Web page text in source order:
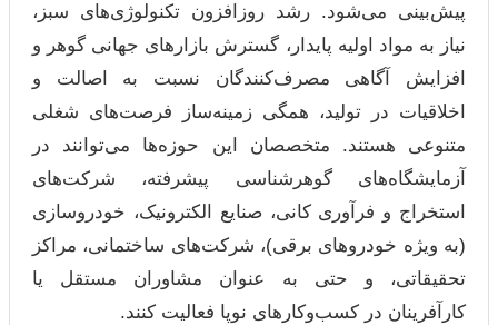
پیش‌بینی می‌شود. رشد روزافزون تکنولوژی‌های سبز،
نیاز به مواد اولیه پایدار، گسترش بازارهای جهانی گوهر و
افزایش آگاهی مصرف‌کنندگان نسبت به اصالت و
اخلاقیات در تولید، همگی زمینه‌ساز فرصت‌های شغلی
متنوعی هستند. متخصصان این حوزه‌ها می‌توانند در
آزمایشگاه‌های گوهرشناسی پیشرفته، شرکت‌های
استخراج و فرآوری کانی، صنایع الکترونیک، خودروسازی
(به ویژه خودروهای برقی)، شرکت‌های ساختمانی، مراکز
تحقیقاتی، و حتی به عنوان مشاوران مستقل یا
کارآفرینان در کسب‌وکارهای نوپا فعالیت کنند.